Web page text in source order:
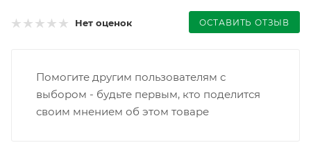
Нет оценок ОСТАВИТЬ ОТЗЫВ
Помогите другим пользователям с
выбором - будьте первым, кто поделится
своим мнением об этом товаре